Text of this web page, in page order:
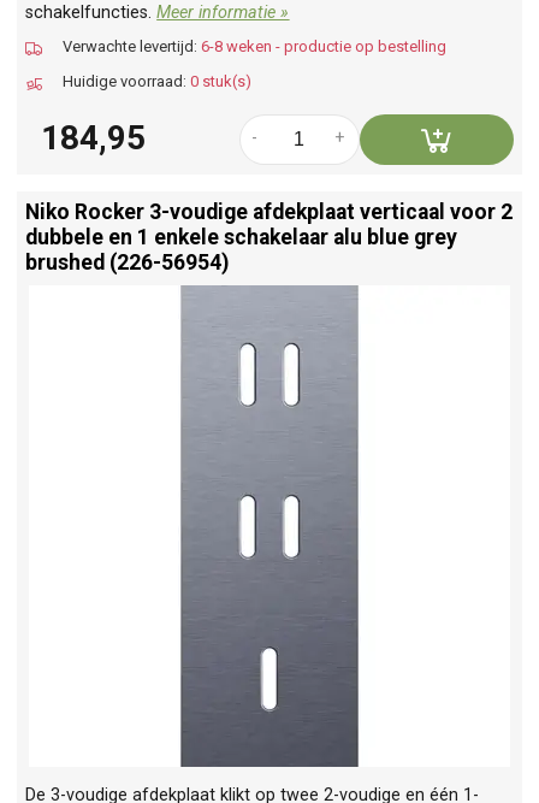
schakelfuncties.Meer informatie »
Verwachte levertijd: 6-8 weken - productie op bestelling
Huidige voorraad: 0 stuk(s)
184,95 +
-
Niko Rocker 3-voudige afdekplaat verticaal voor 2
dubbele en 1 enkele schakelaar alu blue grey
brushed (226-56954)
De 3-voudige afdekplaat klikt op twee 2-voudige en één 1-